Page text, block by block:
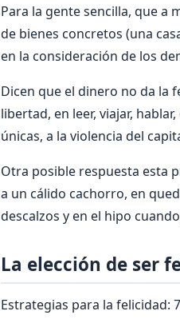
Para la gente sencilla, que a
de bienes concretos (una
en la consideración de los
Dicen que el dinero no da la
libertad, en leer, viajar,
únicas, a la violencia del
Otra posible respuesta esta
a un cálido cachorro, en
descalzos y en el hipo
La elección de ser
Estrategias para la felicidad: